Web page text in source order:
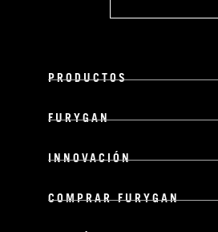
PRODUCTOS
FURYGAN
INNOVACIÓN
COMPRAR FURYGAN